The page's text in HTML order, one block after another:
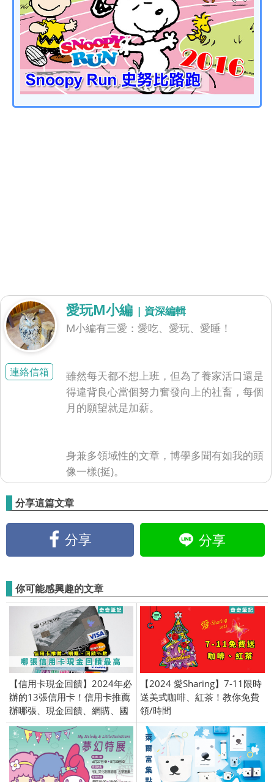
連絡信箱
愛玩M小編 | 資深編輯
M小編有三愛：愛吃、愛玩、愛睡！
雖然每天都不想上班，但為了養家活口還是
得違背良心當個努力奮發向上的社畜，每個
月的願望就是加薪。
身兼多領域性的文章，博學多聞有如我的頭
像一樣(挺)。
分享這篇文章
分享 分享
你可能感興趣的文章
【信用卡現金回饋】2024年必
辦的13張信用卡！信用卡推薦
辦哪張、現金回饋、網購、國
內消費、國外消費
【2024 愛Sharing】7-11限時
送美式咖啡、紅茶！教你免費
領/時間